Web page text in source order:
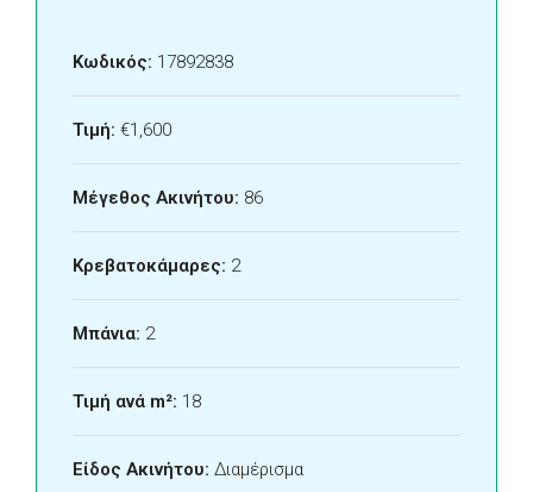
Κωδικός: 17892838
Τιμή: €1,600
Μέγεθος Ακινήτου: 86
Κρεβατοκάμαρες: 2
Μπάνια: 2
Τιμή ανά m²: 18
Είδος Ακινήτου: Διαμέρισμα